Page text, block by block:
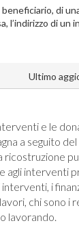
di
l’indirizzo di un
Ultimo
e le
a seguito
ricostruzione
agli interventi
interventi, i
chi sono i
lavorando.